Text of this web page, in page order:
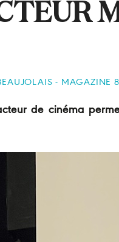
- MAGAZINE
de cinéma